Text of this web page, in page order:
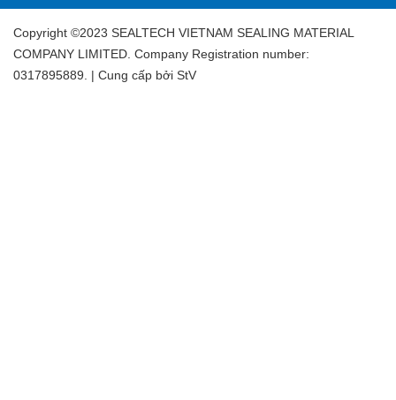
Copyright ©2023 SEALTECH VIETNAM SEALING MATERIAL
COMPANY LIMITED. Company Registration number:
0317895889. | Cung cấp bởi StV